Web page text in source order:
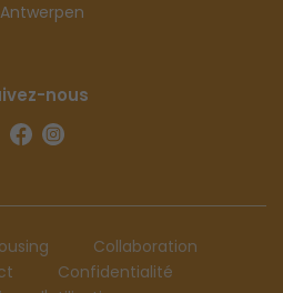
Antwerpen
nous
Collaboration
Confidentialité